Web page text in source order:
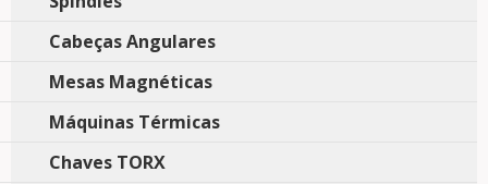
Cabeças Angulares
Mesas Magnéticas
Máquinas Térmicas
Chaves TORX